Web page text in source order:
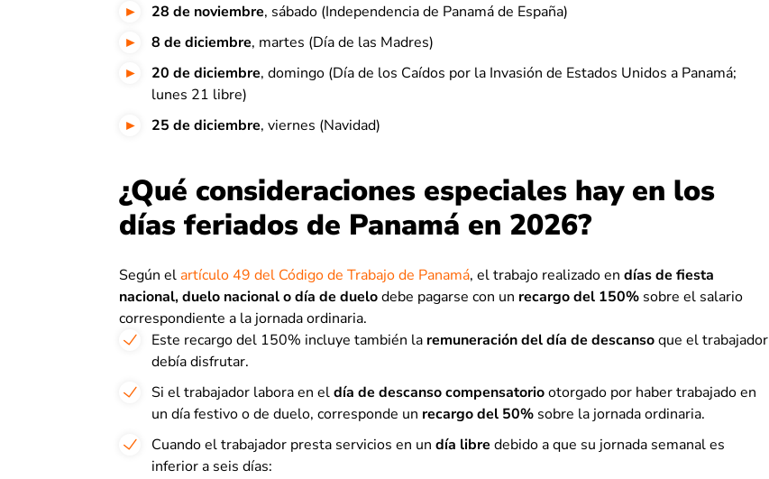
28 de noviembre, sábado (Independencia de Panamá de España)
8 de diciembre, martes (Día de las Madres)
20 de diciembre, domingo (Día de los Caídos por la Invasión de Estados Unidos a Panamá;
lunes 21 libre)
25 de diciembre, viernes (Navidad)
¿Qué consideraciones especiales hay en los
días feriados de Panamá en 2026?
Según elartículo 49 del Código de Trabajo de Panamá, el trabajo realizado en días de fiesta
nacional, duelo nacional o día de duelodebe pagarse con un recargo del 150% sobre el salario
correspondiente a la jornada ordinaria.
Este recargo del 150% incluye también la remuneración del día de descansoque el trabajador
debía disfrutar.
Si el trabajador labora en eldía de descanso compensatoriootorgado por haber trabajado en
un día festivo o de duelo, corresponde un recargo del 50% sobre la jornada ordinaria.
Cuando el trabajador presta servicios en un día libre debido a que su jornada semanal es
inferior a seis días: